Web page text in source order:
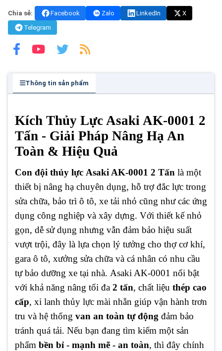
Chia sẻ: Facebook Zalo LinkedIn
X
Telegram
Thông tin sản phẩm
Kích Thủy Lực Asaki AK-0001 2
Tấn - Giải Pháp Nâng Hạ An
Toàn & Hiệu Quả
Con đội thủy lực Asaki AK-0001 2 Tấn là một
thiết bị nâng hạ chuyên dụng, hỗ trợ đắc lực trong
sửa chữa, bảo trì ô tô, xe tải nhỏ cũng như các ứng
dụng công nghiệp và xây dựng. Với thiết kế nhỏ
gọn, dễ sử dụng nhưng vẫn đảm bảo hiệu suất
vượt trội, đây là lựa chọn lý tưởng cho thợ cơ khí,
gara ô tô, xưởng sửa chữa và cá nhân có nhu cầu
tự bảo dưỡng xe tại nhà. Asaki AK-0001 nổi bật
với khả năng nâng tối đa 2 tấn, chất liệu thép cao
cấp, xi lanh thủy lực mài nhẵn giúp vận hành trơn
tru và hệ thống van an toàn tự động đảm bảo
tránh quá tải. Nếu bạn đang tìm kiếm một sản
phẩm bền bỉ - mạnh mẽ - an toàn, thì đây chính